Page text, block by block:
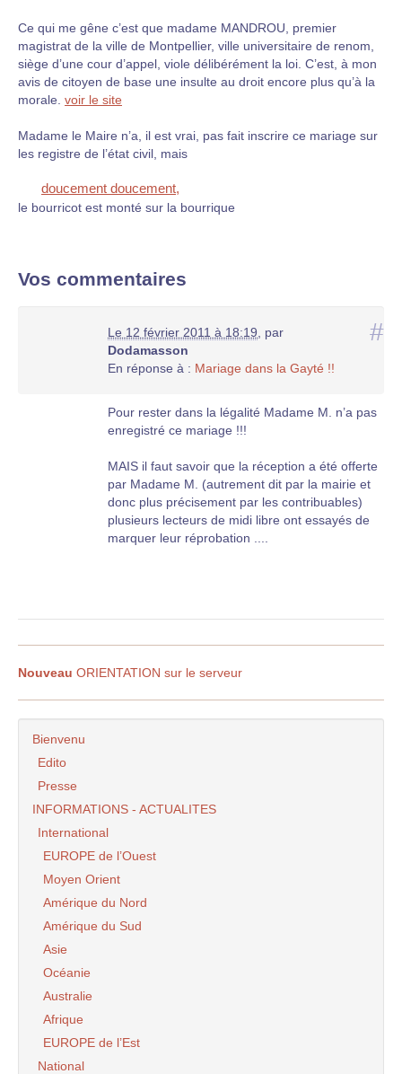
Ce qui me gêne c’est que madame MANDROU, premier
magistrat de la ville de Montpellier, ville universitaire de renom,
siège d’une cour d’appel, viole délibérément la loi. C’est, à mon
avis de citoyen de base une insulte au droit encore plus qu’à la
morale. voir le site
Madame le Maire n’a, il est vrai, pas fait inscrire ce mariage sur
les registre de l’état civil, mais
doucement doucement,
le bourricot est monté sur la bourrique
Vos commentaires
#
Le 12 février 2011 à 18:19
par
Dodamasson
En réponse à : Mariage dans la Gayté !!
Pour rester dans la légalité Madame M. n’a pas
enregistré ce mariage !!!
MAIS il faut savoir que la réception a été offerte
par Madame M. (autrement dit par la mairie et
donc plus précisement par les contribuables)
plusieurs lecteurs de midi libre ont essayés de
marquer leur réprobation ....
Nouveau ORIENTATION sur le serveur
Bienvenu
Edito
Presse
INFORMATIONS - ACTUALITES
International
EUROPE de l’Ouest
Moyen Orient
Amérique du Nord
Amérique du Sud
Asie
Océanie
Australie
Afrique
EUROPE de l’Est
National